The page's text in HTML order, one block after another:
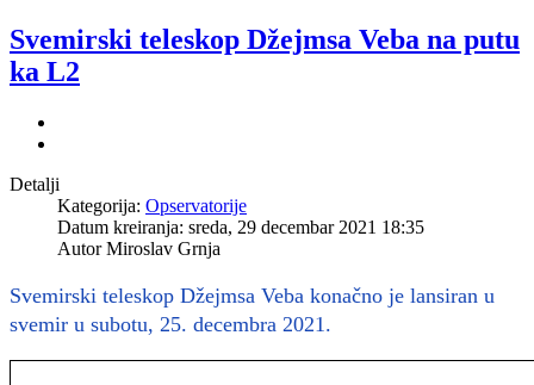
Svemirski teleskop Džejmsa Veba na putu
ka L2
Detalji
Kategorija: Opservatorije
Datum kreiranja: sreda, 29 decembar 2021 18:35
AutorMiroslav Grnja
Svemirski teleskop Džejmsa Veba konačno je lansiran u
svemir u subotu, 25. decembra 2021.